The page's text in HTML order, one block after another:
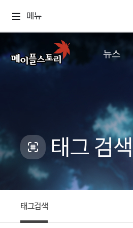
메뉴
뉴스
업데이트
이벤트
캐시샵 공지
메이플 알림판
with maple
태그 검색
태그검색